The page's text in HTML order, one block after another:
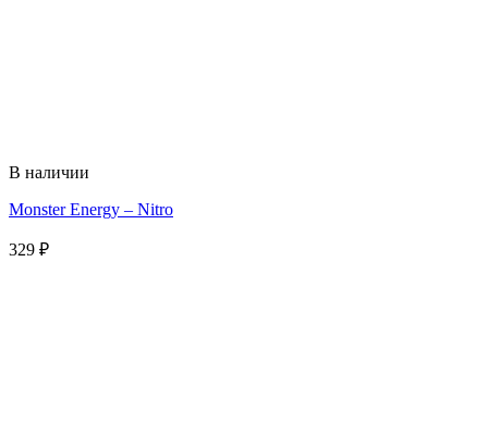
В наличии
Monster Energy – Nitro
329 ₽